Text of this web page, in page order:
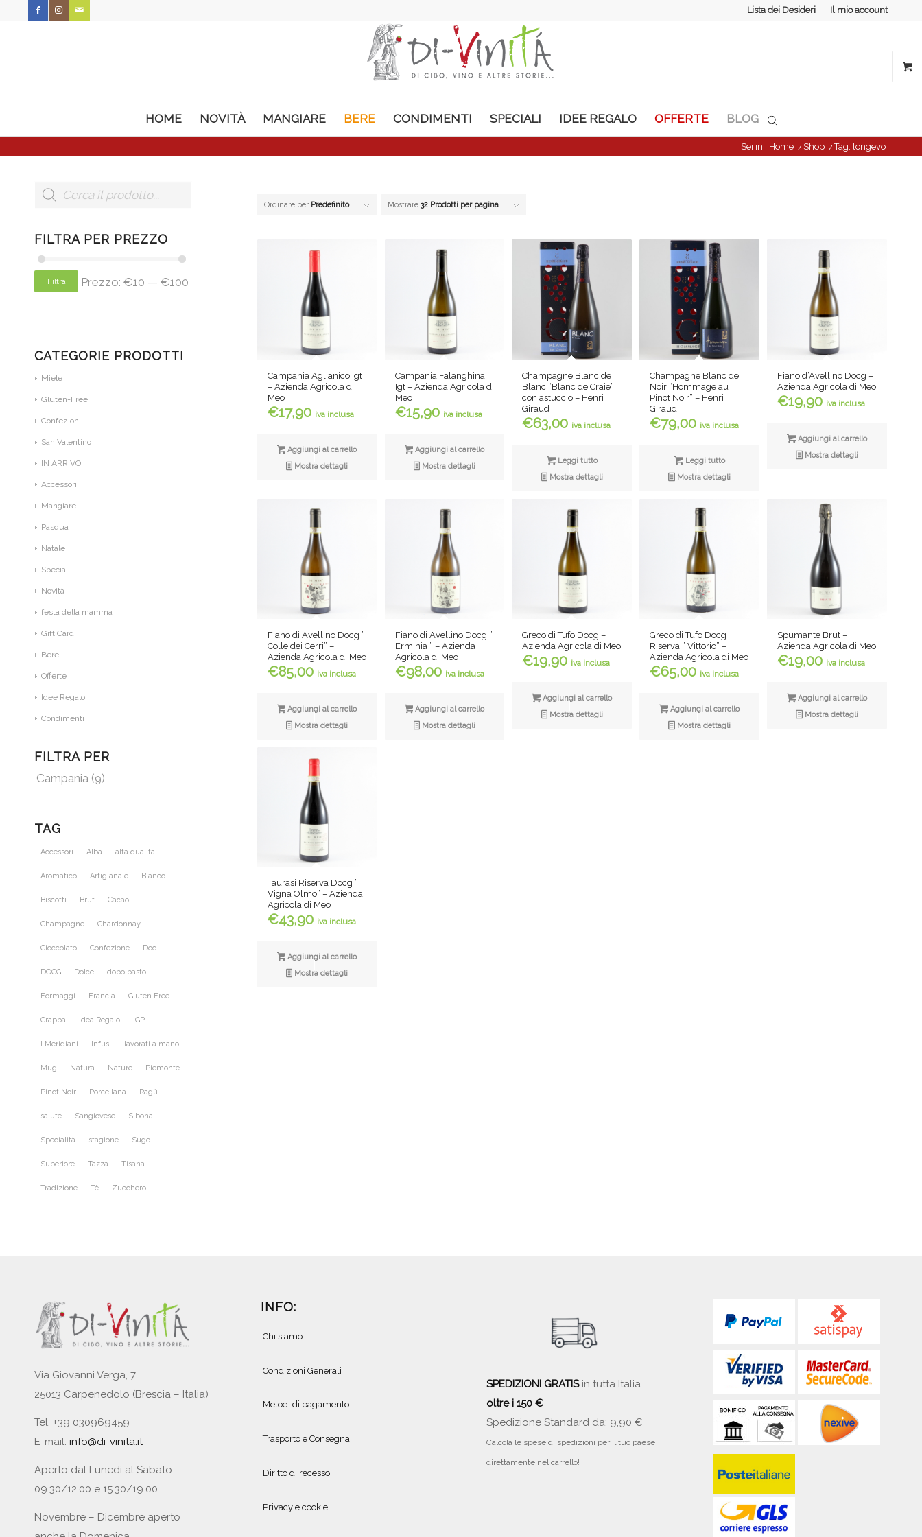
Lista dei Desideri Il mio account
HOME NOVITÀ MANGIARE BERE CONDIMENTI SPECIALI IDEE REGALO OFFERTE BLOG
Sei in: Home / Shop /Tag: longevo
Ordinare per Predefinito Mostrare 32 Prodotti per pagina
Campania Aglianico Igt
– Azienda Agricola di
Meo
€17,90 iva inclusa
Aggiungi al carrello
Mostra dettagli
Campania Falanghina
Igt – Azienda Agricola di
Meo
€15,90 iva inclusa
Aggiungi al carrello
Mostra dettagli
Champagne Blanc de
Blanc “Blanc de Craie”
con astuccio – Henri
Giraud
€63,00 iva inclusa
Leggi tutto
Mostra dettagli
Champagne Blanc de
Noir “Hommage au
Pinot Noir” – Henri
Giraud
€79,00 iva inclusa
Leggi tutto
Mostra dettagli
Fiano d’Avellino Docg –
Azienda Agricola di Meo
€19,90 iva inclusa
Aggiungi al carrello
Mostra dettagli
Fiano di Avellino Docg ”
Colle dei Cerri” –
Azienda Agricola di Meo
€85,00 iva inclusa
Aggiungi al carrello
Mostra dettagli
Fiano di Avellino Docg ”
Erminia ” – Azienda
Agricola di Meo
€98,00 iva inclusa
Aggiungi al carrello
Mostra dettagli
Greco di Tufo Docg –
Azienda Agricola di Meo
€19,90 iva inclusa
Aggiungi al carrello
Mostra dettagli
Greco di Tufo Docg
Riserva ” Vittorio” –
Azienda Agricola di Meo
€65,00 iva inclusa
Aggiungi al carrello
Mostra dettagli
Spumante Brut –
Azienda Agricola di Meo
€19,00 iva inclusa
Aggiungi al carrello
Mostra dettagli
Taurasi Riserva Docg ”
Vigna Olmo” – Azienda
Agricola di Meo
€43,90 iva inclusa
Aggiungi al carrello
Mostra dettagli
FILTRA PER PREZZO
Filtra Prezzo: €10 — €100
CATEGORIE PRODOTTI
Miele
Gluten-Free
Confezioni
San Valentino
IN ARRIVO
Accessori
Mangiare
Pasqua
Natale
Speciali
Novità
festa della mamma
Gift Card
Bere
Offerte
Idee Regalo
Condimenti
FILTRA PER
Campania (9)
TAG
Accessori Alba alta qualità
Aromatico Artigianale Bianco
Biscotti Brut Cacao
Champagne Chardonnay
Cioccolato Confezione Doc
DOCG Dolce dopo pasto
Formaggi Francia Gluten Free
Grappa Idea Regalo IGP
I Meridiani Infusi lavorati a mano
Mug Natura Nature Piemonte
Pinot Noir Porcellana Ragù
salute Sangiovese Sibona
Specialità stagione Sugo
Superiore Tazza Tisana
Tradizione Tè Zucchero
Via Giovanni Verga, 7
25013 Carpenedolo (Brescia – Italia)
Tel. +39 030969459
E-mail: info@di-vinita.it
Aperto dal Lunedì al Sabato:
09.30/12.00 e 15.30/19.00
Novembre – Dicembre aperto
INFO:
Chi siamo
Condizioni Generali
Metodi di pagamento
Trasporto e Consegna
Diritto di recesso
Privacy e cookie
SPEDIZIONI GRATISin tutta Italia
oltre i 150 €
Spedizione Standard da: 9,90 €
Calcola le spese di spedizioni per il tuo paese
direttamente nel carrello!